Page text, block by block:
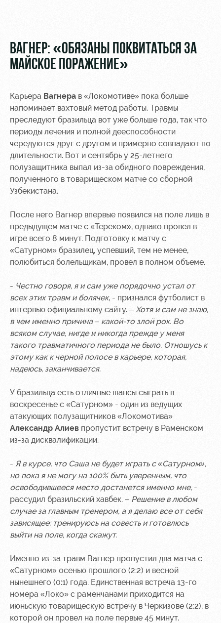
Арена
Организация
мероприятий
Аренда
полей
Аренда
площадей
Ледовый
дворец
Занятия
спортом
Старт
Локо-Лето
Академия
Как
поступить
Контакты
Академии
для
болельщиков
Банковская
карта
«Локомотив»
Заставки
Карта
болельщика
Парковка
для
болельщиков
ВАГНЕР: «ОБЯЗАНЫ ПОКВИТАТЬСЯ ЗА
МАЙСКОЕ ПОРАЖЕНИЕ»
Карьера Вагнера в «Локомотиве» пока больше
напоминает вахтовый метод работы. Травмы
преследуют бразильца вот уже больше года, так что
периоды лечения и полной дееспособности
чередуются друг с другом и примерно совпадают по
длительности. Вот и сентябрь у 25-летнего
полузащитника выпал из-за обидного повреждения,
полученного в товарищеском матче со сборной
Узбекистана.
После него Вагнер впервые появился на поле лишь в
предыдущем матче с «Тереком», однако провел в
игре всего 8 минут. Подготовку к матчу с
«Сатурном» бразилец, успевший, тем не менее,
полюбиться болельщикам, провел в полном объеме.
- Честно говоря, я и сам уже порядочно устал от
всех этих травм и болячек, - признался футболист в
интервью официальному сайту. – Хотя и сам не знаю,
в чем именно причина – какой-то злой рок. Во
всяком случае, нигде и никогда прежде у меня
такого травматичного периода не было. Отношусь к
этому как к черной полосе в карьере, которая,
надеюсь, заканчивается.
У бразильца есть отличные шансы сыграть в
воскресенье с «Сатурном» - один из ведущих
атакующих полузащитников «Локомотива»
Александр Алиев пропустит встречу в Раменском
из-за дисквалификации.
- Я в курсе, что Саша не будет играть с «Сатурном»,
но пока я не могу на 100% быть уверенным, что
освободившееся место достанется именно мне, -
рассудил бразильский хавбек. – Решение в любом
случае за главным тренером, а я делаю все от себя
зависящее: тренируюсь на совесть и готовлюсь
выйти на поле, когда скажут.
Именно из-за травм Вагнер пропустил два матча с
«Сатурном» осенью прошлого (2:2) и весной
нынешнего (0:1) года. Единственная встреча 13-го
номера «Локо» с раменчанами приходится на
июньскую товарищескую встречу в Черкизове (2:2), в
которой он провел на поле первые 45 минут.